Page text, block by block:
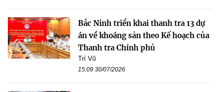
Bắc Ninh triển khai thanh tra 13 dự
án về khoáng sản theo Kế hoạch của
Thanh tra Chính phủ
Trí Vũ
15:09 30/07/2026